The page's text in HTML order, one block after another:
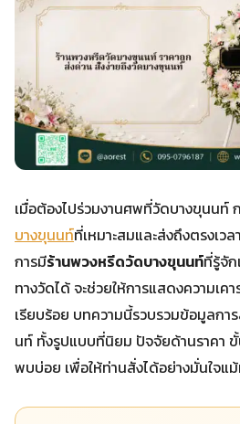
เมื่อต้องไปร่วมงานศพที่วัดบางขุนนท์
บางขุนนท์ที่เหมาะสมและส่งถึงตรงเว
การมีร้านพวงหรีดวัดบางขุนนท์ที่รู้จัก
ทางวัดได้ จะช่วยให้การแสดงความเ
เรียบร้อย บทความนี้รวบรวมข้อมูลก
นท์ ทั้งรูปแบบที่นิยม ปัจจัยด้านราคา
พบบ่อย เพื่อให้ท่านสั่งได้อย่างมั่นใจแ